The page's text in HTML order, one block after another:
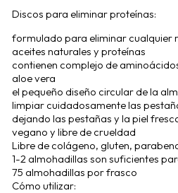
Discos para eliminar proteínas:
formulado para eliminar cualquier
aceites naturales y proteínas
contienen complejo de
aloe vera
el pequeño diseño circular de la
limpiar cuidadosamente las
dejando las pestañas y la piel
vegano y libre de crueldad
Libre de colágeno, gluten,
1-2 almohadillas son suficientes
75 almohadillas por frasco
Cómo utilizar: